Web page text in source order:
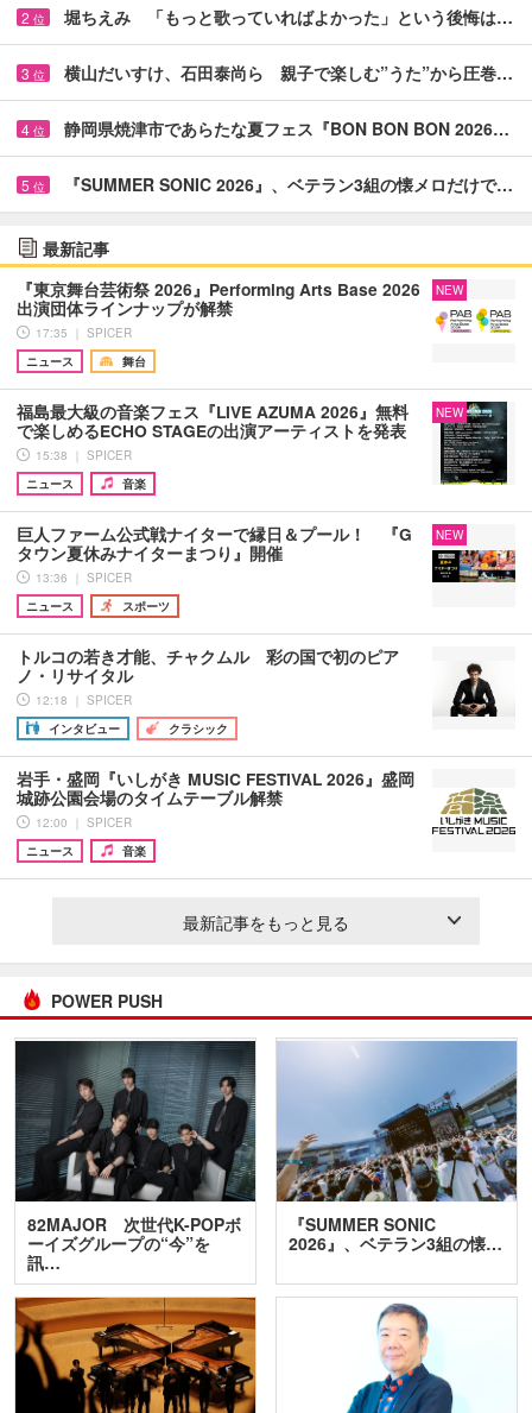
2 位 堀ちえみ 「もっと歌っていればよかった」という後悔は…
3 位 横山だいすけ、石田泰尚ら 親子で楽しむ”うた”から圧巻…
4 位 静岡県焼津市であらたな夏フェス『BON BON BON 2026…
5 位 『SUMMER SONIC 2026』、ベテラン3組の懐メロだけで…
最新記事
『東京舞台芸術祭 2026』Performing Arts Base 2026
出演団体ラインナップが解禁
17:35 ｜ SPICER
ニュース
舞台
NEW
福島最大級の音楽フェス『LIVE AZUMA 2026』無料
で楽しめるECHO STAGEの出演アーティストを発表
15:38 ｜ SPICER
ニュース
音楽
NEW
巨人ファーム公式戦ナイターで縁日＆プール！ 『G
タウン夏休みナイターまつり』開催
13:36 ｜ SPICER
ニュース
スポーツ
NEW
トルコの若き才能、チャクムル 彩の国で初のピア
ノ・リサイタル
12:18 ｜ SPICER
インタビュー
クラシック
岩手・盛岡『いしがき MUSIC FESTIVAL 2026』盛岡
城跡公園会場のタイムテーブル解禁
12:00 ｜ SPICER
ニュース
音楽
最新記事をもっと見る
POWER PUSH
82MAJOR 次世代K-POPボ
ーイズグループの“今”を
訊…
『SUMMER SONIC
2026』、ベテラン3組の懐…